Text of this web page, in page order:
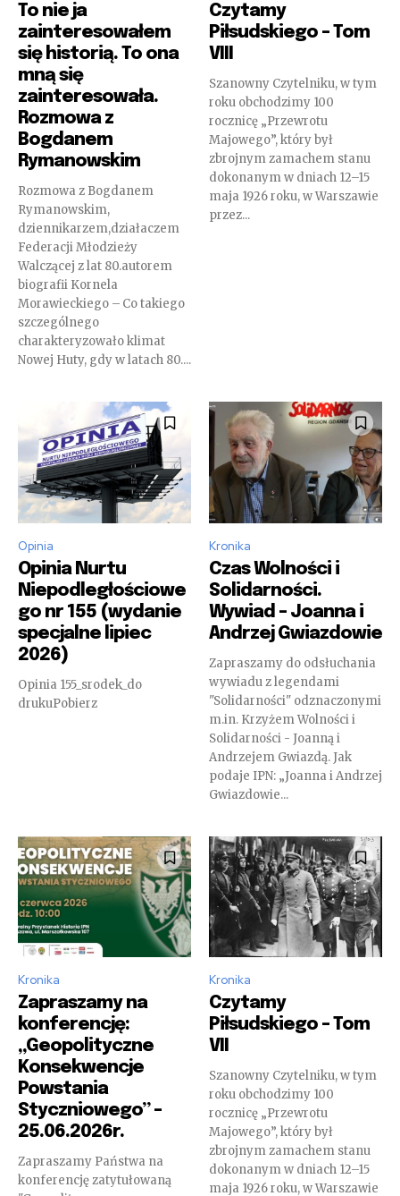
To nie ja
zainteresowałem
się historią. To ona
mną się
zainteresowała.
Rozmowa z
Bogdanem
Rymanowskim
Rozmowa z Bogdanem
Rymanowskim,
dziennikarzem,działaczem
Federacji Młodzieży
Walczącej z lat 80.autorem
biografii Kornela
Morawieckiego – Co takiego
szczególnego
charakteryzowało klimat
Nowej Huty, gdy w latach 80....
Czytamy
Piłsudskiego – Tom
VIII
Szanowny Czytelniku, w tym
roku obchodzimy 100
rocznicę „Przewrotu
Majowego”, który był
zbrojnym zamachem stanu
dokonanym w dniach 12–15
maja 1926 roku, w Warszawie
przez...
Opinia
Opinia Nurtu
Niepodległościowe
go nr 155 (wydanie
specjalne lipiec
2026)
Opinia 155_srodek_do
drukuPobierz
Kronika
Czas Wolności i
Solidarności.
Wywiad – Joanna i
Andrzej Gwiazdowie
Zapraszamy do odsłuchania
wywiadu z legendami
"Solidarności" odznaczonymi
m.in. Krzyżem Wolności i
Solidarności - Joanną i
Andrzejem Gwiazdą. Jak
podaje IPN: „Joanna i Andrzej
Gwiazdowie...
Kronika
Zapraszamy na
konferencję:
„Geopolityczne
Konsekwencje
Powstania
Styczniowego” –
25.06.2026r.
Zapraszamy Państwa na
konferencję zatytułowaną
Kronika
Czytamy
Piłsudskiego – Tom
VII
Szanowny Czytelniku, w tym
roku obchodzimy 100
rocznicę „Przewrotu
Majowego”, który był
zbrojnym zamachem stanu
dokonanym w dniach 12–15
maja 1926 roku, w Warszawie